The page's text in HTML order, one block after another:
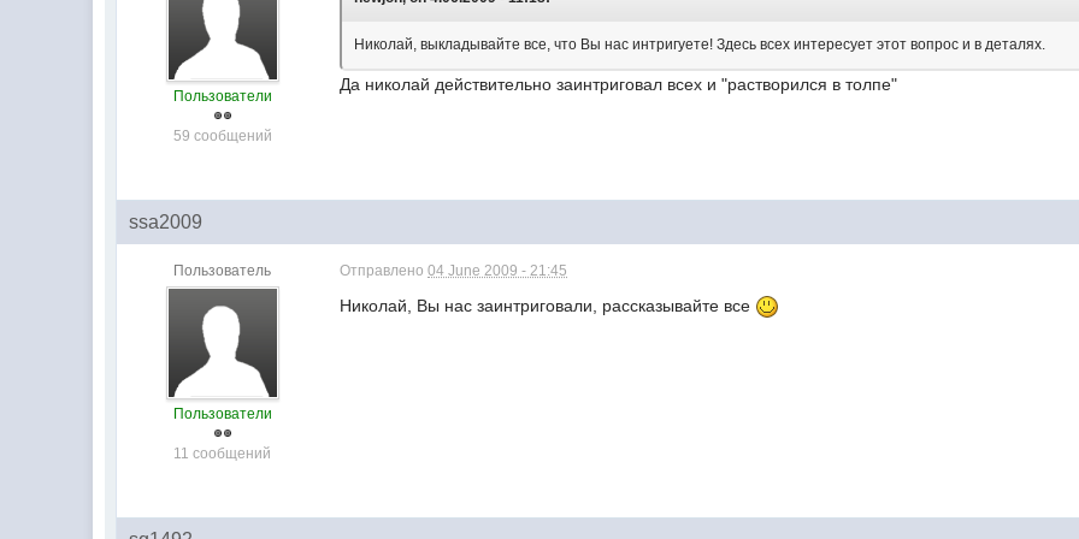
Пользователи
59 сообщений
Николай, выкладывайте все, что Вы нас интригуете! Здесь всех интересует этот вопрос и в деталях.
Да николай действительно заинтриговал всех и "растворился в толпе"
ssa2009
Пользователь
Пользователи
11 сообщений
Отправлено04 June 2009 - 21:45
Николай, Вы нас заинтриговали, рассказывайте все